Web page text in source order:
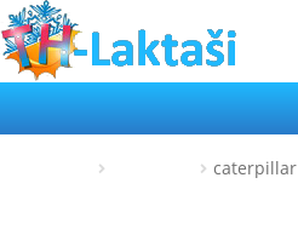
Preskoči
na
navigaciju
Skoči
do
sadržaja
TH LAKTAŠI
caterpillar